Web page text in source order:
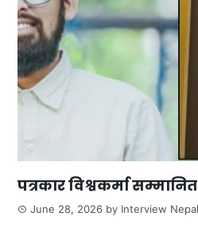
पत्रकार विश्वकर्मा सम्मानित
June 28, 2026 by Interview Nepal